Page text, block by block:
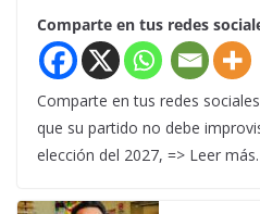
Comparte en tus redes
Comparte en tus redes
que su partido no debe
elección del 2027, => Leer